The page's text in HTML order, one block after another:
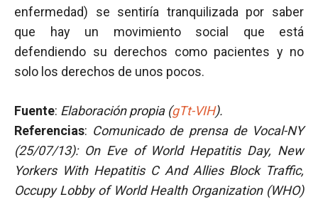
enfermedad) se sentiría tranquilizada por saber
que hay un movimiento social que está
defendiendo su derechos como pacientes y no
solo los derechos de unos pocos.
Fuente: Elaboración propia (gTt-VIH).
Referencias: Comunicado de prensa de Vocal-NY
(25/07/13): On Eve of World Hepatitis Day, New
Yorkers With Hepatitis C And Allies Block Traffic,
Occupy Lobby of World Health Organization (WHO)